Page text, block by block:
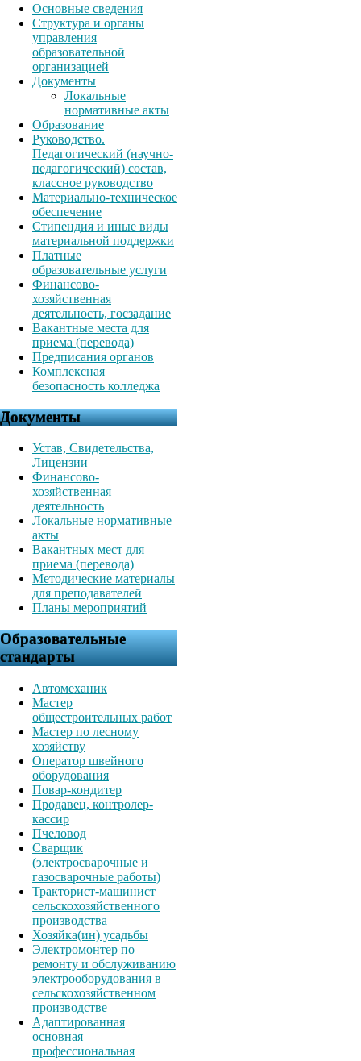
Основные сведения
Структура и органы
управления
образовательной
организацией
Документы
Локальные
нормативные акты
Образование
Руководство.
Педагогический (научно-
педагогический) состав,
классное руководство
Материально-техническое
обеспечение
Стипендия и иные виды
материальной поддержки
Платные
образовательные услуги
Финансово-
хозяйственная
деятельность, госзадание
Вакантные места для
приема (перевода)
Предписания органов
Комплексная
безопасность колледжа
Документы
Устав, Свидетельства,
Лицензии
Финансово-
хозяйственная
деятельность
Локальные нормативные
акты
Вакантных мест для
приема (перевода)
Методические материалы
для преподавателей
Планы мероприятий
Образовательные
стандарты
Автомеханик
Мастер
общестроительных работ
Мастер по лесному
хозяйству
Оператор швейного
оборудования
Повар-кондитер
Продавец, контролер-
кассир
Пчеловод
Сварщик
(электросварочные и
газосварочные работы)
Тракторист-машинист
сельскохозяйственного
производства
Хозяйка(ин) усадьбы
Электромонтер по
ремонту и обслуживанию
электрооборудования в
сельскохозяйственном
производстве
Адаптированная
основная
профессиональная